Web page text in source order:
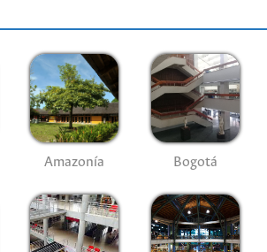
Amazonía Bogotá